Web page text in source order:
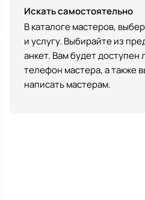
Искать самостоятельно
В каталоге мастеров,
и услугу. Выбирайте из
анкет. Вам будет доступен
телефон мастера, а также
написать мастерам.